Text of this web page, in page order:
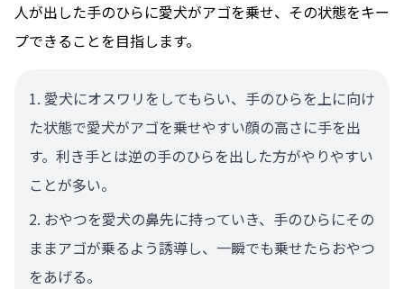
人が出した手のひらに愛犬がアゴを乗せ、その状態をキー
プできることを目指します。
愛犬にオスワリをしてもらい、手のひらを上に向け
た状態で愛犬がアゴを乗せやすい顔の高さに手を出
す。利き手とは逆の手のひらを出した方がやりやすい
ことが多い。
おやつを愛犬の鼻先に持っていき、手のひらにその
ままアゴが乗るよう誘導し、一瞬でも乗せたらおやつ
をあげる。